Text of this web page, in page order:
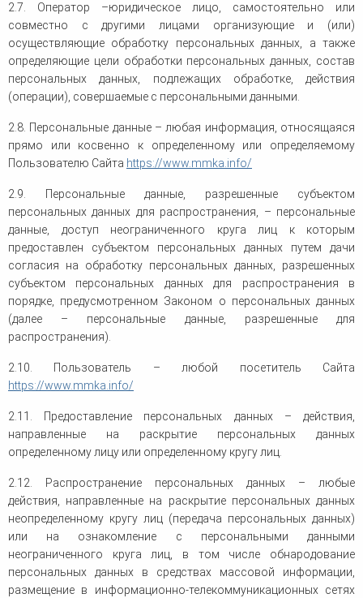
2.7. Оператор –юридическое лицо, самостоятельно или
совместно с другими лицами организующие и (или)
осуществляющие обработку персональных данных, а также
определяющие цели обработки персональных данных, состав
персональных данных, подлежащих обработке, действия
(операции), совершаемые с персональными данными.
2.8. Персональные данные – любая информация, относящаяся
прямо или косвенно к определенному или определяемому
Пользователю Сайта https://www.mmka.info/
2.9. Персональные данные, разрешенные субъектом
персональных данных для распространения, – персональные
данные, доступ неограниченного круга лиц к которым
предоставлен субъектом персональных данных путем дачи
согласия на обработку персональных данных, разрешенных
субъектом персональных данных для распространения в
порядке, предусмотренном Законом о персональных данных
(далее – персональные данные, разрешенные для
распространения).
2.10. Пользователь – любой посетитель Сайта
https://www.mmka.info/
2.11. Предоставление персональных данных – действия,
направленные на раскрытие персональных данных
определенному лицу или определенному кругу лиц.
2.12. Распространение персональных данных – любые
действия, направленные на раскрытие персональных данных
неопределенному кругу лиц (передача персональных данных)
или на ознакомление с персональными данными
неограниченного круга лиц, в том числе обнародование
персональных данных в средствах массовой информации,
размещение в информационно-телекоммуникационных сетях